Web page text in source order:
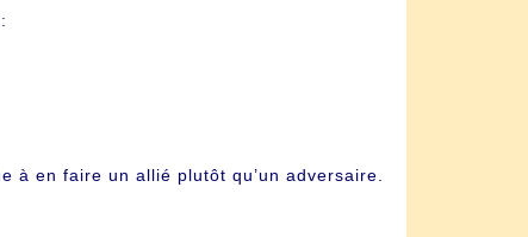
à en faire un allié plutôt qu’un adversaire.